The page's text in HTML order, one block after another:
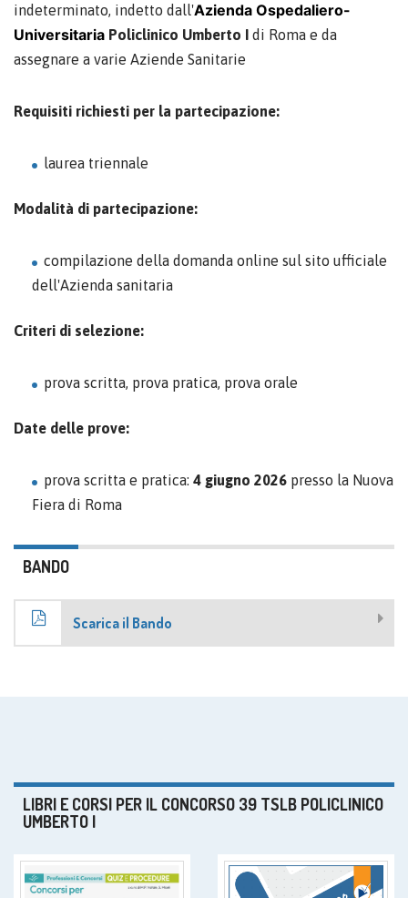
indeterminato, indetto dall'Azienda Ospedaliero-
Universitaria Policlinico Umberto I di Roma e da
assegnare a varie Aziende Sanitarie
Requisiti richiesti per la partecipazione:
laurea triennale
Modalità di partecipazione:
compilazione della domanda online sul sito ufficiale
dell'Azienda sanitaria
Criteri di selezione:
prova scritta, prova pratica, prova orale
Date delle prove:
prova scritta e pratica: 4 giugno 2026 presso la Nuova
Fiera di Roma
BANDO
Scarica il Bando
LIBRI E CORSI PER IL CONCORSO 39 TSLB POLICLINICO
UMBERTO I